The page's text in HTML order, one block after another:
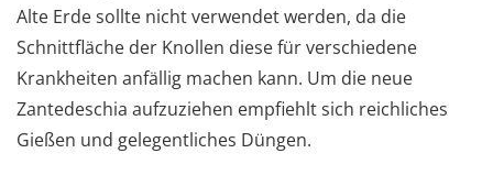
Alte Erde sollte nicht verwendet werden, da die
Schnittfläche der Knollen diese für verschiedene
Krankheiten anfällig machen kann. Um die neue
Zantedeschia aufzuziehen empfiehlt sich reichliches
Gießen und gelegentliches Düngen.